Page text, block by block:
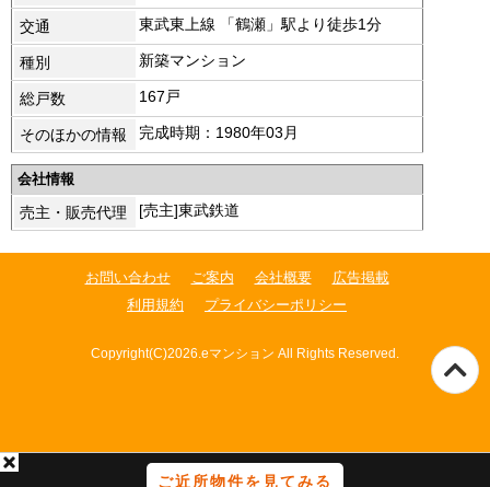
ご近所物件を見てみる
交通 東武東上線 「鶴瀬」駅より徒歩1分
種別 新築マンション
総戸数 167戸
そのほかの情報 完成時期：1980年03月
会社情報
売主・販売代理 [売主]東武鉄道
お問い合わせ ご案内 会社概要
広告掲載
利用規約
プライバシーポリシー
Copyright(C)2026.eマンション All Rights Reserved.